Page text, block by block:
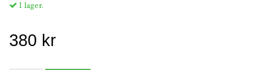
I lager.
380 kr